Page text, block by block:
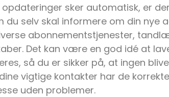
opdateringer sker automatisk, er
du selv skal informere om din nye
abonnementstjenester,
Det kan være en god idé at
så du er sikker på, at ingen
vigtige kontakter har de
uden problemer.